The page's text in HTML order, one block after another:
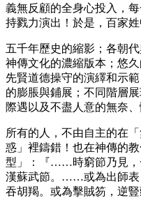
義無反顧的全身心投入，
持戮力演出！於是，百家
五千年歷史的縮影；各朝
神傳文化的濃縮版本；悠
先賢道德操守的演繹和示
的膨脹與鋪展；不同階層
際遇以及不盡人意的無奈
所有的人，不由自主的在
惑」裡鑄錯！也在神傳的
型」：『……時窮節乃見
漢蘇武節。……或為出師表
吞胡羯。或為擊賊笏，逆